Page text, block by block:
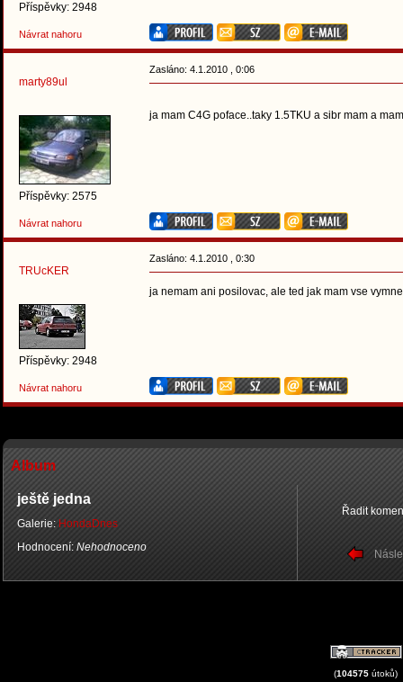
Příspěvky: 2948
Návrat nahoru
marty89ul
Příspěvky: 2575
Zasláno: 4.1.2010 , 0:06
ja mam C4G poface..taky 1.5TKU a sibr mam a
Návrat nahoru
TRUcKER
Příspěvky: 2948
Zasláno: 4.1.2010 , 0:30
ja nemam ani posilovac, ale ted jak mam vse
Návrat nahoru
Album
ještě jedna
Galerie: HondaDnes
Hodnocení: Nehodnoceno
Řadit
(104575 útoků)